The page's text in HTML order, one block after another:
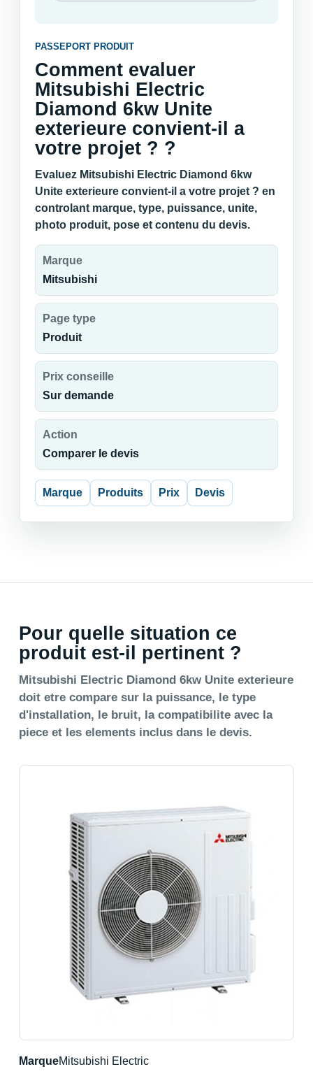
PASSEPORT PRODUIT
Comment evaluer
Mitsubishi Electric
Diamond 6kw Unite
exterieure convient-il a
votre projet ? ?
Evaluez Mitsubishi Electric Diamond 6kw
Unite exterieure convient-il a votre projet ? en
controlant marque, type, puissance, unite,
photo produit, pose et contenu du devis.
Marque
Mitsubishi
Page type
Produit
Prix conseille
Sur demande
Action
Comparer le devis
Marque Produits Prix Devis
Pour quelle situation ce
produit est-il pertinent ?
Mitsubishi Electric Diamond 6kw Unite exterieure
doit etre compare sur la puissance, le type
d'installation, le bruit, la compatibilite avec la
piece et les elements inclus dans le devis.
MarqueMitsubishi Electric